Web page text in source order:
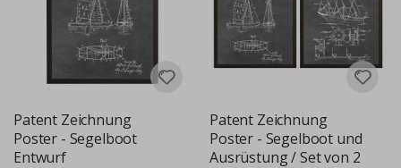
Patent Zeichnung
Poster - Segelboot
Entwurf
Patent Zeichnung
Poster - Segelboot und
Ausrüstung / Set von 2